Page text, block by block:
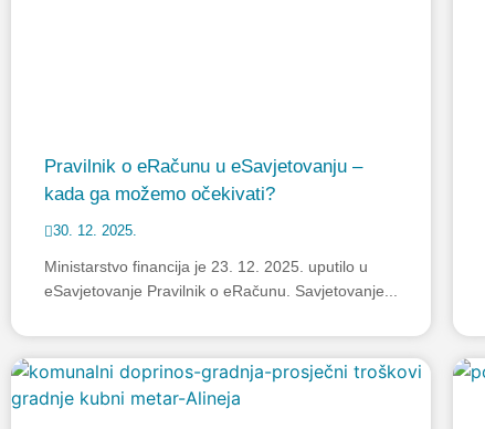
Pravilnik o eRačunu u eSavjetovanju –
kada ga možemo očekivati?
30. 12. 2025.
Ministarstvo financija je 23. 12. 2025. uputilo u
eSavjetovanje Pravilnik o eRačunu. Savjetovanje...